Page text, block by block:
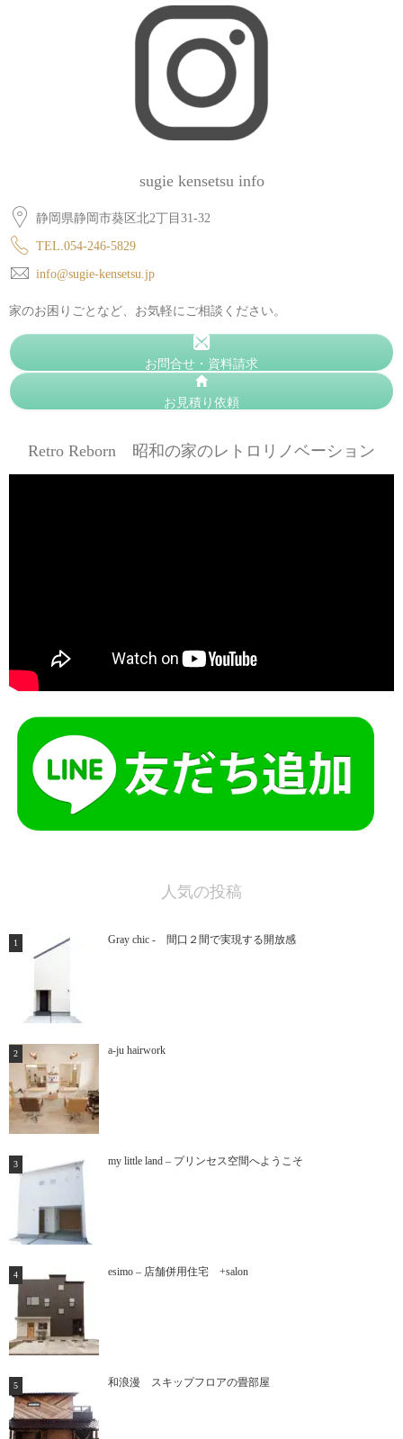
sugie kensetsu info
静岡県静岡市葵区北2丁目31-32
TEL.054-246-5829
info@sugie-kensetsu.jp
家のお困りごとなど、お気軽にご相談ください。
お問合せ・資料請求
お見積り依頼
Retro Reborn 昭和の家のレトロリノベーション
人気の投稿
Gray chic - 間口２間で実現する開放感
a-ju hairwork
my little land – プリンセス空間へようこそ
esimo – 店舗併用住宅 +salon
和浪漫 スキップフロアの畳部屋